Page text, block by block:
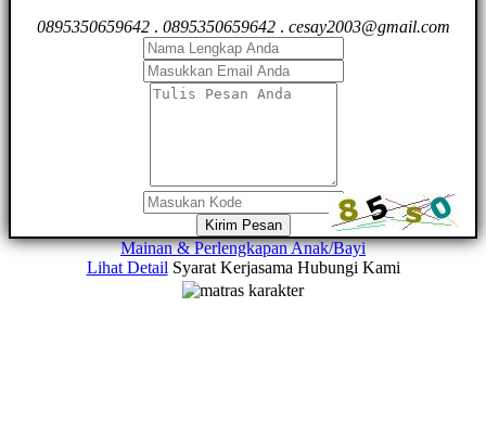
0895350659642. 0895350659642. cesay2003@gmail.com
Kirim Pesan
Mainan & Perlengkapan Anak/Bayi
Lihat Detail Syarat Kerjasama Hubungi Kami